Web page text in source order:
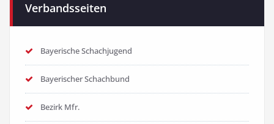
Verbandsseiten
Bayerische Schachjugend
Bayerischer Schachbund
Bezirk Mfr.